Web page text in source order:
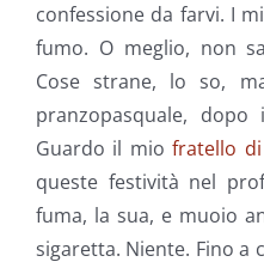
confessione da farvi. I
fumo. O meglio, non
Cose strane, lo so,
pranzopasquale,
Guardo il miofratello
queste festività nel
fuma, la sua, e muoio
sigaretta. Niente. Fino a